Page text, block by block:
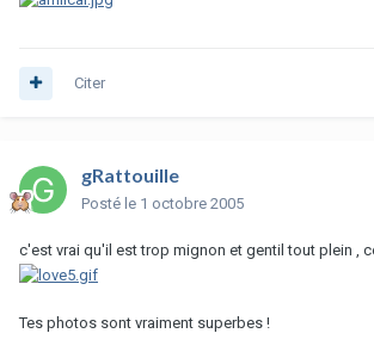
Citer
gRattouille
Posté le 1 octobre 2005
c'est vrai qu'il est trop mignon et gentil tout plein ,
Tes photos sont vraiment superbes !